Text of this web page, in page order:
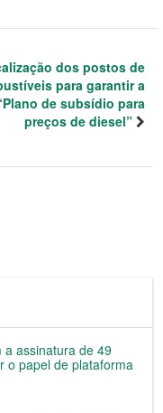
dos postos de
para garantir a
de subsídio para
preços de diesel”
a assinatura de 49
o papel de plataforma